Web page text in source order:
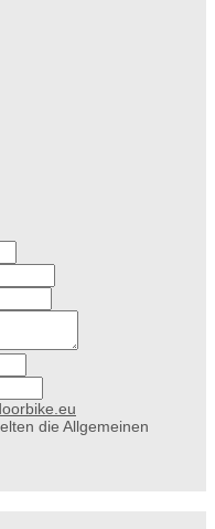
die Allgemeinen